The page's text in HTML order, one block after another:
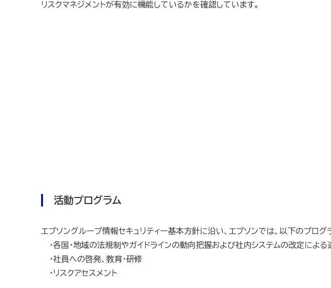
リスクマネジメントが有効に機能しているかを確認しています。
活動プログラム
エプソングループ情報セキュリティー基本方針に沿い、エプソンでは、以下のプログ
・各国・地域の法規制やガイドラインの動向把握および社内システムの改定によ
・社員への啓発、教育・研修
・リスクアセスメント